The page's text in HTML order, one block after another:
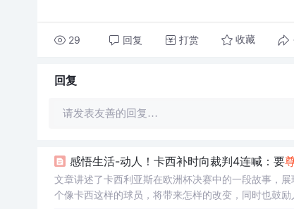
29 回复 打赏 收藏
回复
请发表友善的回复…
感悟生活-动人！卡西补时向裁判4连喊：要
文章讲述了卡西利亚斯在欧洲杯决赛中的一段故事，
个像卡西这样的球员，将带来怎样的改变，同时也鼓励